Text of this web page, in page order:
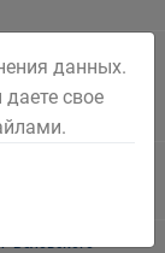
дорожном
Беловского
"Беловского
данных.
свое